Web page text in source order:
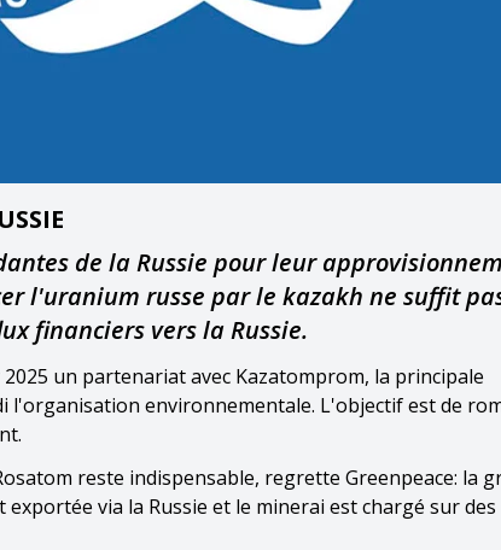
de la Russie pour leur
l'uranium russe par le kazakh ne suffit
financiers vers la Russie.
un partenariat avec Kazatomprom, la principale
environnementale. L'objectif est de
reste indispensable, regrette Greenpeace: la
via la Russie et le minerai est chargé sur